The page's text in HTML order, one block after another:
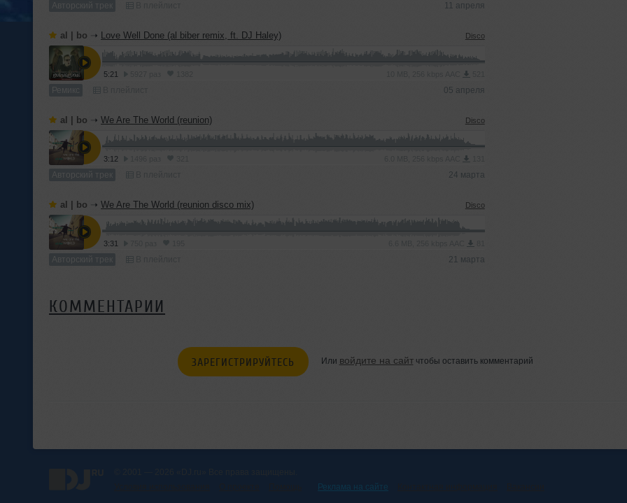
Авторский трек 11 апреля
al | bo ➝ Love Well Done (al biber remix, ft. DJ Haley) Disco
5:21
Ремикс 05 апреля
al | bo ➝ We Are The World (reunion) Disco
3:12
Авторский трек 24 марта
al | bo ➝ We Are The World (reunion disco mix) Disco
3:31
Авторский трек 21 марта
КОММЕНТАРИИ
ЗАРЕГИСТРИРУЙТЕСЬ Или войдите на сайтчтобы оставить комментарий
Реклама на сайте